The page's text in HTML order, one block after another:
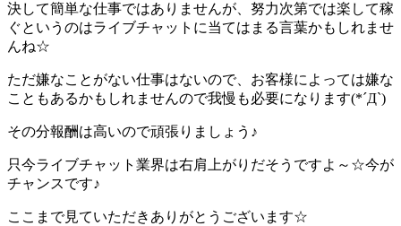
決して簡単な仕事ではありませんが、努力次第では楽して稼
ぐというのはライブチャットに当てはまる言葉かもしれませ
んね☆
ただ嫌なことがない仕事はないので、お客様によっては嫌な
こともあるかもしれませんので我慢も必要になります(*´Д`)
その分報酬は高いので頑張りましょう♪
只今ライブチャット業界は右肩上がりだそうですよ～☆今が
チャンスです♪
ここまで見ていただきありがとうございます☆